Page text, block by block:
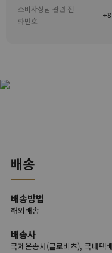
소비자상담 관련 전
화번호
배송
배송방법
해외배송
배송사
국제운송사(글로비츠), 국내택배